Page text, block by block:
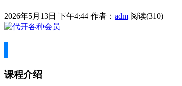
2026年5月13日 下午4:44 作者： adm 阅读(310)
课程介绍